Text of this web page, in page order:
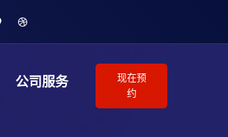
公司服务
现在预
约